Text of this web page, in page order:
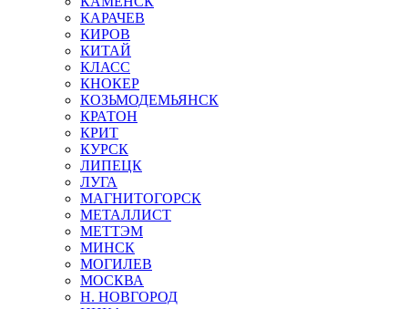
КАРАЧЕВ
КИРОВ
КИТАЙ
КЛАСС
КНОКЕР
КОЗЬМОДЕМЬЯНСК
КРАТОН
КРИТ
КУРСК
ЛИПЕЦК
ЛУГА
МАГНИТОГОРСК
МЕТАЛЛИСТ
МЕТТЭМ
МИНСК
МОГИЛЕВ
МОСКВА
Н. НОВГОРОД